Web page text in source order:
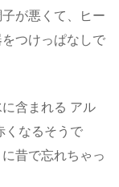
が悪くて、ヒー
つけっぱなしで
含まれる アル
くなるそうで
昔で忘れちゃっ